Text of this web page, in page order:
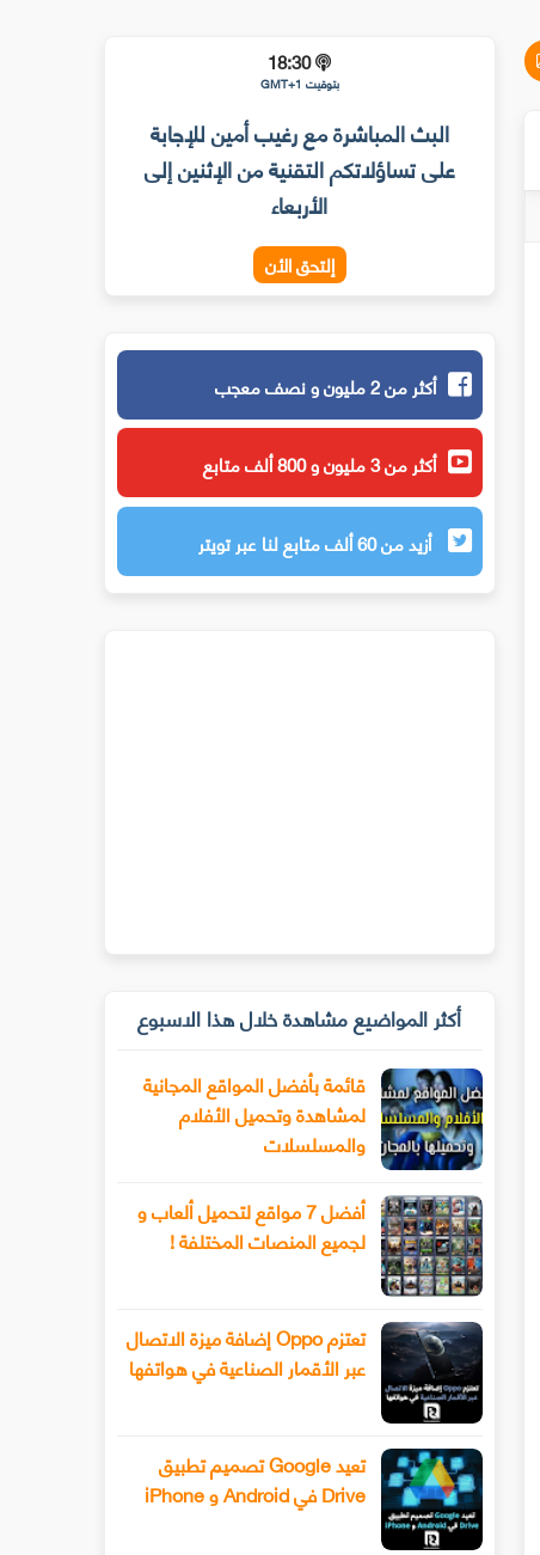
18:30
بتوقيت GMT+1
البث المباشرة مع رغيب أمين للإجابة
على تساؤلاتكم التقنية من الإثنين إلى
الأربعاء
إلتحق الأن
أكثر من 2 مليون و نصف معجب
أكثر من 3 مليون و 800 ألف متابع
أزيد من 60 ألف متابع لنا عبر تويتر
أكثر المواضيع مشاهدة خلال هذا الاسبوع
قائمة بأفضل المواقع المجانية
لمشاهدة وتحميل الأفلام
والمسلسلات
أفضل 7 مواقع لتحميل ألعاب و
لجميع المنصات المختلفة !
تعتزم Oppo إضافة ميزة الاتصال
عبر الأقمار الصناعية في هواتفها
تعيد Google تصميم تطبيق
Drive في Android و iPhone